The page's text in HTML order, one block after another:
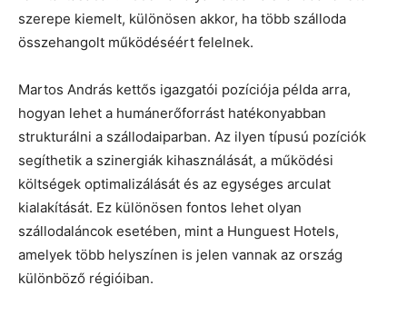
szerepe kiemelt, különösen akkor, ha több szálloda
összehangolt működéséért felelnek.
Martos András kettős igazgatói pozíciója példa arra,
hogyan lehet a humánerőforrást hatékonyabban
strukturálni a szállodaiparban. Az ilyen típusú pozíciók
segíthetik a szinergiák kihasználását, a működési
költségek optimalizálását és az egységes arculat
kialakítását. Ez különösen fontos lehet olyan
szállodaláncok esetében, mint a Hunguest Hotels,
amelyek több helyszínen is jelen vannak az ország
különböző régióiban.